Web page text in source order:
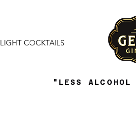
LIGHT COCKTAILS
"LESS ALCOHOL